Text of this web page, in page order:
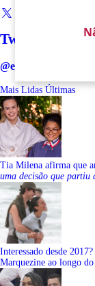
Twitter
@estrelando
Mais Lidas Últimas
Tia Milena afirma que
uma decisão que partiu
Interessado desde
Marquezine ao longo